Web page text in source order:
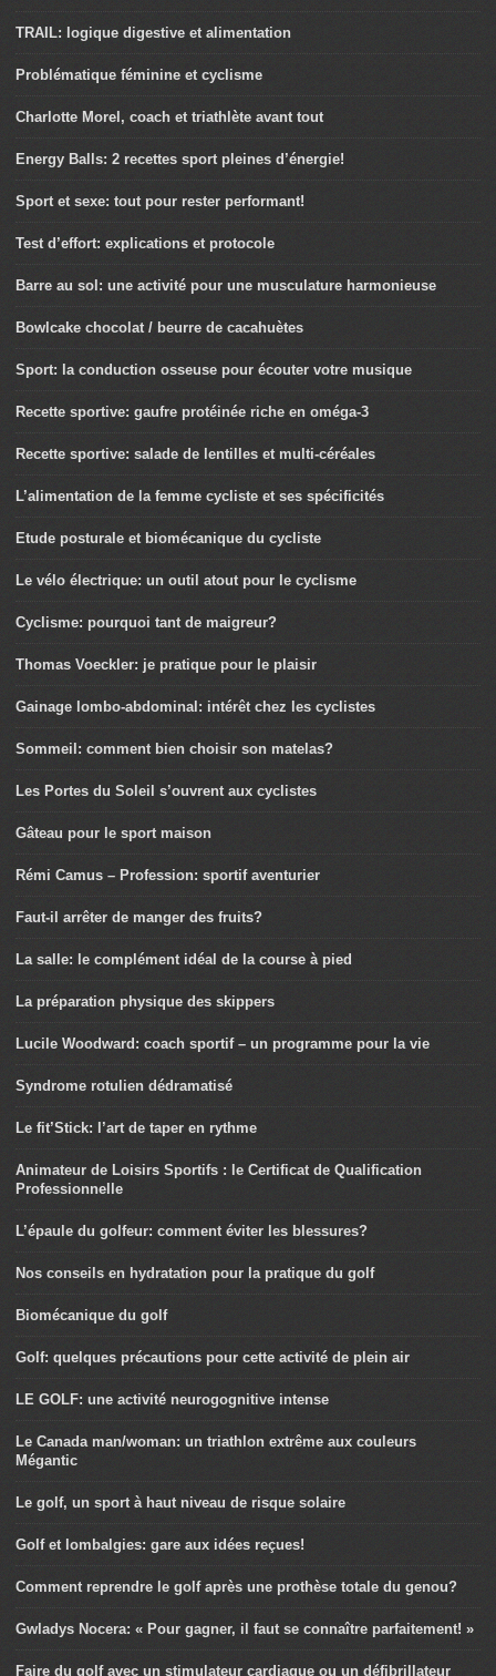
TRAIL: logique digestive et alimentation
Problématique féminine et cyclisme
Charlotte Morel, coach et triathlète avant tout
Energy Balls: 2 recettes sport pleines d’énergie!
Sport et sexe: tout pour rester performant!
Test d’effort: explications et protocole
Barre au sol: une activité pour une musculature harmonieuse
Bowlcake chocolat / beurre de cacahuètes
Sport: la conduction osseuse pour écouter votre musique
Recette sportive: gaufre protéinée riche en oméga-3
Recette sportive: salade de lentilles et multi-céréales
L’alimentation de la femme cycliste et ses spécificités
Etude posturale et biomécanique du cycliste
Le vélo électrique: un outil atout pour le cyclisme
Cyclisme: pourquoi tant de maigreur?
Thomas Voeckler: je pratique pour le plaisir
Gainage lombo-abdominal: intérêt chez les cyclistes
Sommeil: comment bien choisir son matelas?
Les Portes du Soleil s’ouvrent aux cyclistes
Gâteau pour le sport maison
Rémi Camus – Profession: sportif aventurier
Faut-il arrêter de manger des fruits?
La salle: le complément idéal de la course à pied
La préparation physique des skippers
Lucile Woodward: coach sportif – un programme pour la vie
Syndrome rotulien dédramatisé
Le fit’Stick: l’art de taper en rythme
Animateur de Loisirs Sportifs : le Certificat de Qualification
Professionnelle
L’épaule du golfeur: comment éviter les blessures?
Nos conseils en hydratation pour la pratique du golf
Biomécanique du golf
Golf: quelques précautions pour cette activité de plein air
LE GOLF: une activité neurogognitive intense
Le Canada man/woman: un triathlon extrême aux couleurs
Mégantic
Le golf, un sport à haut niveau de risque solaire
Golf et lombalgies: gare aux idées reçues!
Comment reprendre le golf après une prothèse totale du genou?
Gwladys Nocera: « Pour gagner, il faut se connaître parfaitement! »
Faire du golf avec un stimulateur cardiaque ou un défibrillateur